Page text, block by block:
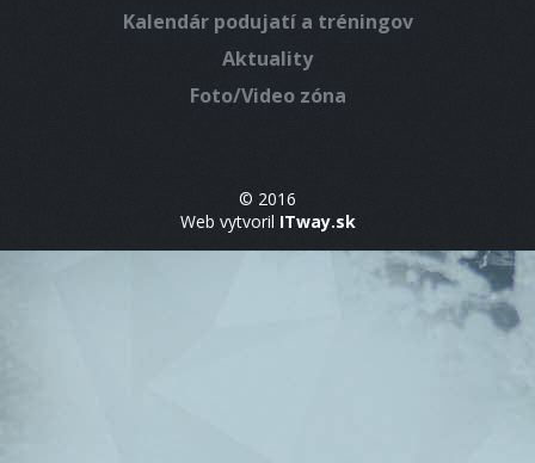
Kalendár podujatí a tréningov
Aktuality
Foto/Video zóna
© 2016
Web vytvoril ITway.sk